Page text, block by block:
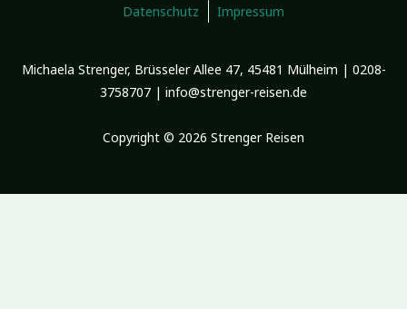
Datenschutz Impressum
Michaela Strenger, Brüsseler Allee 47, 45481 Mülheim | 0208-
3758707 | info@strenger-reisen.de
Copyright © 2026 Strenger Reisen